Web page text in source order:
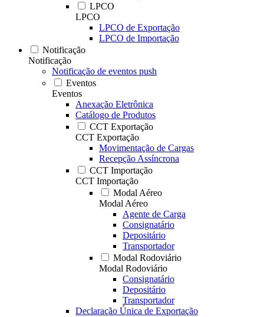
LPCO
LPCO
LPCO de Exportação
LPCO de Importação
Notificação
Notificação
Notificação de eventos push
Eventos
Eventos
Anexação Eletrônica
Catálogo de Produtos
CCT Exportação
CCT Exportação
Movimentação de Cargas
Recepção Assíncrona
CCT Importação
CCT Importação
Modal Aéreo
Modal Aéreo
Agente de Carga
Consignatário
Depositário
Transportador
Modal Rodoviário
Modal Rodoviário
Consignatário
Depositário
Transportador
Declaração Única de Exportação